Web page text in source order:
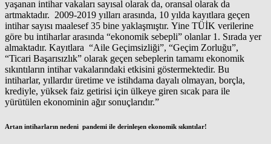
yaşanan intihar vakaları sayısal olarak da, oransal olarak da
artmaktadır. 2009-2019 yılları arasında, 10 yılda kayıtlara geçen
intihar sayısı maalesef 35 bine yaklaşmıştır. Yine TÜİK verilerine
göre bu intiharlar arasında “ekonomik sebepli” olanlar 1. Sırada yer
almaktadır. Kayıtlara “Aile Geçimsizliği”, “Geçim Zorluğu”,
“Ticari Başarısızlık” olarak geçen sebeplerin tamamı ekonomik
sıkıntıların intihar vakalarındaki etkisini göstermektedir. Bu
intiharlar, yıllardır üretime ve istihdama dayalı olmayan, borçla,
krediyle, yüksek faiz getirisi için ülkeye giren sıcak para ile
yürütülen ekonominin ağır sonuçlarıdır.”
Artan intiharların nedeni pandemi ile derinleşen ekonomik sıkıntılar!